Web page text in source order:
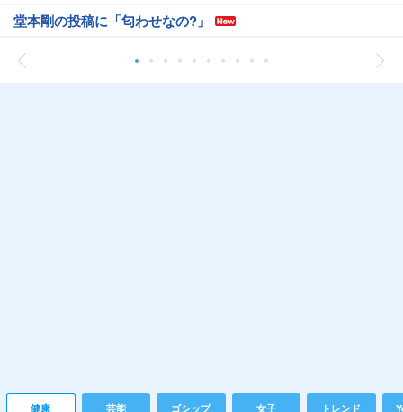
堂本剛の投稿に「匂わせなの?」
健康 芸能 ゴシップ 女子 トレンド